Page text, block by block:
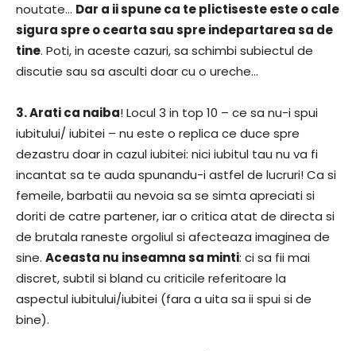
noutate… Dar a ii spune ca te plictiseste este o cale
sigura spre o cearta sau spre indepartarea sa de
tine. Poti, in aceste cazuri, sa schimbi subiectul de
discutie sau sa asculti doar cu o ureche…
3. Arati ca naiba! Locul 3 in top 10 – ce sa nu-i spui
iubitului/ iubitei – nu este o replica ce duce spre
dezastru doar in cazul iubitei: nici iubitul tau nu va fi
incantat sa te auda spunandu-i astfel de lucruri! Ca si
femeile, barbatii au nevoia sa se simta apreciati si
doriti de catre partener, iar o critica atat de directa si
de brutala raneste orgoliul si afecteaza imaginea de
sine. Aceasta nu inseamna sa minti: ci sa fii mai
discret, subtil si bland cu criticile referitoare la
aspectul iubitului/iubitei (fara a uita sa ii spui si de
bine).